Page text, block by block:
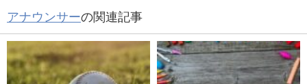
アナウンサーの関連記事